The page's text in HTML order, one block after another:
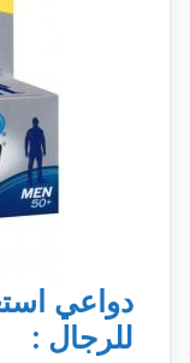
دواعي
للرجال :